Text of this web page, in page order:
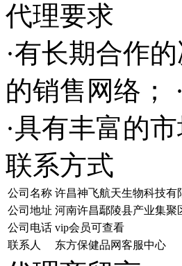
代理要求
·有长期合作
的销售网络；
·具有丰富的
联系方式
公司名称 许昌神飞航天生物科技有
公司地址 河南许昌鄢陵县产业集聚
公司电话 vip会员可查看
联系人
东方保健品网客服中心